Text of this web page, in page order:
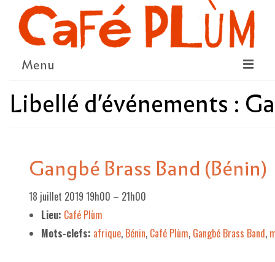
Menu
LE PROJET
NOUS SOUTENIR
LE PROGRAMME
Libellé d'événements :
Gangbé Brass Band (Bénin)
18 juillet 2019 19h00 – 21h00
Lieu: Café Plùm
Mots-clefs: afrique, Bénin, Café Plùm, Gangbé Brass Band,